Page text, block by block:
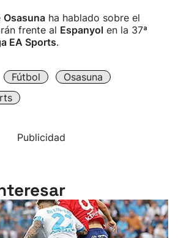
Osasuna ha hablado sobre el
frente al Espanyol en la 37ª
EA Sports.
Fútbol
Osasuna
Publicidad